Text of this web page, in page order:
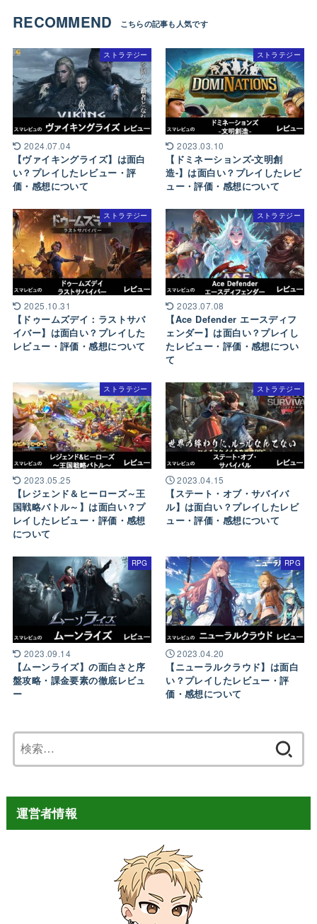
RECOMMEND
ストラテジー
2024.07.04
【ヴァイキングライズ】は面白
い？プレイしたレビュー・評
価・感想について
ストラテジー
2023.03.10
【ドミネーションズ-文明創
造-】は面白い？プレイしたレビ
ュー・評価・感想について
ストラテジー
2025.10.31
【ドゥームズデイ：ラストサバ
イバー】は面白い？プレイした
レビュー・評価・感想について
ストラテジー
2023.07.08
【Ace Defender エースディフ
ェンダー】は面白い？プレイし
たレビュー・評価・感想につい
て
ストラテジー
2023.05.25
【レジェンド＆ヒーローズ～王
国戦略バトル～】は面白い？プ
レイしたレビュー・評価・感想
について
ストラテジー
2023.04.15
【ステート・オブ・サバイバ
ル】は面白い？プレイしたレビ
ュー・評価・感想について
RPG
2023.09.14
【ムーンライズ】の面白さと序
盤攻略・課金要素の徹底レビュ
ー
RPG
2023.04.20
【ニューラルクラウド】は面白
い？プレイしたレビュー・評
価・感想について
索:
運営者情報